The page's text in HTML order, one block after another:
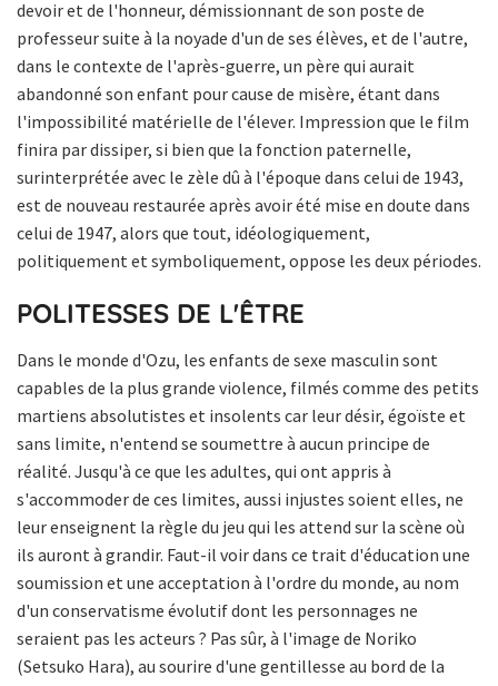
devoir et de l'honneur, démissionnant de son poste de
professeur suite à la noyade d'un de ses élèves, et de l'autre,
dans le contexte de l'après-guerre, un père qui aurait
abandonné son enfant pour cause de misère, étant dans
l'impossibilité matérielle de l'élever. Impression que le film
finira par dissiper, si bien que la fonction paternelle,
surinterprétée avec le zèle dû à l'époque dans celui de 1943,
est de nouveau restaurée après avoir été mise en doute dans
celui de 1947, alors que tout, idéologiquement,
politiquement et symboliquement, oppose les deux périodes.
POLITESSES DE L'ÊTRE
Dans le monde d'Ozu, les enfants de sexe masculin sont
capables de la plus grande violence, filmés comme des petits
martiens absolutistes et insolents car leur désir, égoïste et
sans limite, n'entend se soumettre à aucun principe de
réalité. Jusqu'à ce que les adultes, qui ont appris à
s'accommoder de ces limites, aussi injustes soient elles, ne
leur enseignent la règle du jeu qui les attend sur la scène où
ils auront à grandir. Faut-il voir dans ce trait d'éducation une
soumission et une acceptation à l'ordre du monde, au nom
d'un conservatisme évolutif dont les personnages ne
seraient pas les acteurs ? Pas sûr, à l'image de Noriko
(Setsuko Hara), au sourire d'une gentillesse au bord de la